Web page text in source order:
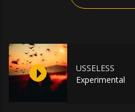
USSELESS
Experimental